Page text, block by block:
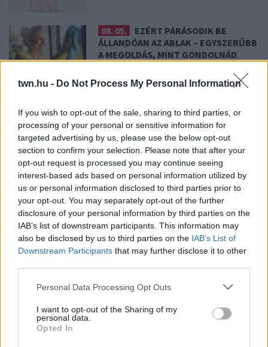
twn.hu - Do Not Process My Personal Information
If you wish to opt-out of the sale, sharing to third parties, or
processing of your personal or sensitive information for
targeted advertising by us, please use the below opt-out
section to confirm your selection. Please note that after your
opt-out request is processed you may continue seeing
interest-based ads based on personal information utilized by
us or personal information disclosed to third parties prior to
your opt-out. You may separately opt-out of the further
disclosure of your personal information by third parties on the
IAB’s list of downstream participants. This information may
also be disclosed by us to third parties on the IAB’s List of
Downstream Participants that may further disclose it to other
Please note that this website/app uses one or more Google
not limited to your visit or usage behaviour. You may click to
grant or deny consent to Google and its third-party tags to
use your data for below specified purposes in below Google
Personal Data Processing Opt Outs
I want to opt-out of the Sharing of my
personal data.
Opted In
08. 05.
EZÉRT PÁRÁSODIK BE
ÁLLANDÓAN AZ ABLAK – EGYSZERŰBB
A MEGOLDÁS, MINT GONDOLNÁD
08. 04.
NEM ECETTEL ÉS NEM SZÓDABIKARBÓNÁVAL:
EZZEL LESZ ÚJRA CSILLOGÓ A VÍZKÖVES CSAP
A legjobb trükk
08. 03.
HA MINDIG EZT A MONDATOT HASZNÁLOD, AZ
RENDKÍVÜL MAGAS ÉRZELMI INTELLIGENCIÁRA UTALHAT
Te szoktad?
08. 02.
SOKAN ROSSZUL TÁROLJÁK A GYÓGYSZEREIKET –
EMIATT CSÖKKENHET A HATÁSUK
Érdemes odafigyelni rá
08. 01.
EGYRE TÖBB FIATALNÁL JELENTKEZIK EZ A
24 óra